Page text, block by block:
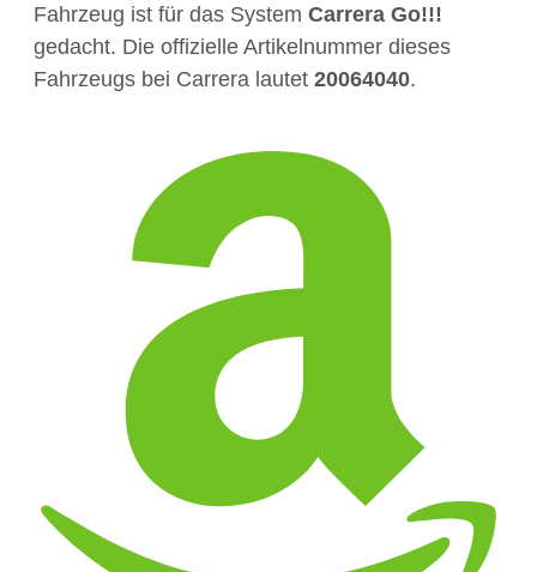
Fahrzeug ist für das System Carrera Go!!!
gedacht. Die offizielle Artikelnummer dieses
Fahrzeugs bei Carrera lautet 20064040.